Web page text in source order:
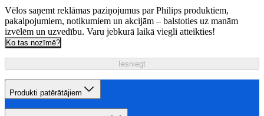
Vēlos saņemt reklāmas paziņojumus par Philips produktiem,
pakalpojumiem, notikumiem un akcijām – balstoties uz manām
izvēlēm un uzvedību. Varu jebkurā laikā viegli atteikties!
Ko tas nozīmē?
Iesniegt
Produkti patērātājiem